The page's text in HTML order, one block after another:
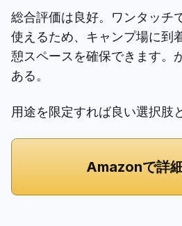
総合評価は良好。ワンタッチ
使えるため、キャンプ場に到
憩スペースを確保できます。
ある。
用途を限定すれば良い選択肢
Amazonで詳